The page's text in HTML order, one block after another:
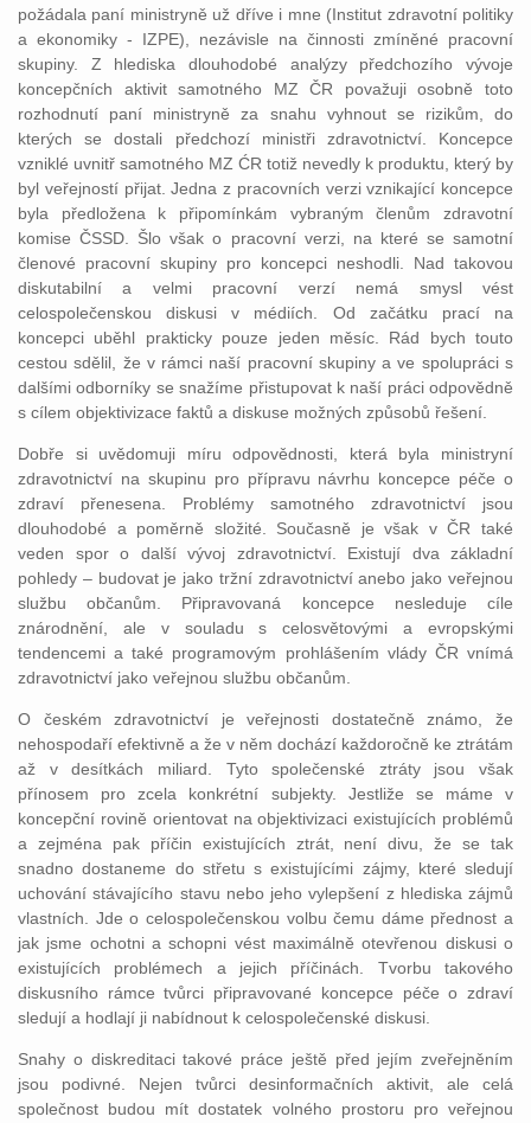
požádala paní ministryně už dříve i mne (Institut zdravotní politiky
a ekonomiky - IZPE), nezávisle na činnosti zmíněné pracovní
skupiny. Z hlediska dlouhodobé analýzy předchozího vývoje
koncepčních aktivit samotného MZ ČR považuji osobně toto
rozhodnutí paní ministryně za snahu vyhnout se rizikům, do
kterých se dostali předchozí ministři zdravotnictví. Koncepce
vzniklé uvnitř samotného MZ ĆR totiž nevedly k produktu, který by
byl veřejností přijat. Jedna z pracovních verzi vznikající koncepce
byla předložena k připomínkám vybraným členům zdravotní
komise ČSSD. Šlo však o pracovní verzi, na které se samotní
členové pracovní skupiny pro koncepci neshodli. Nad takovou
diskutabilní a velmi pracovní verzí nemá smysl vést
celospolečenskou diskusi v médiích. Od začátku prací na
koncepci uběhl prakticky pouze jeden měsíc. Rád bych touto
cestou sdělil, že v rámci naší pracovní skupiny a ve spolupráci s
dalšími odborníky se snažíme přistupovat k naší práci odpovědně
s cílem objektivizace faktů a diskuse možných způsobů řešení.
Dobře si uvědomuji míru odpovědnosti, která byla ministryní
zdravotnictví na skupinu pro přípravu návrhu koncepce péče o
zdraví přenesena. Problémy samotného zdravotnictví jsou
dlouhodobé a poměrně složité. Současně je však v ČR také
veden spor o další vývoj zdravotnictví. Existují dva základní
pohledy – budovat je jako tržní zdravotnictví anebo jako veřejnou
službu občanům. Připravovaná koncepce nesleduje cíle
znárodnění, ale v souladu s celosvětovými a evropskými
tendencemi a také programovým prohlášením vlády ČR vnímá
zdravotnictví jako veřejnou službu občanům.
O českém zdravotnictví je veřejnosti dostatečně známo, že
nehospodaří efektivně a že v něm dochází každoročně ke ztrátám
až v desítkách miliard. Tyto společenské ztráty jsou však
přínosem pro zcela konkrétní subjekty. Jestliže se máme v
koncepční rovině orientovat na objektivizaci existujících problémů
a zejména pak příčin existujících ztrát, není divu, že se tak
snadno dostaneme do střetu s existujícími zájmy, které sledují
uchování stávajícího stavu nebo jeho vylepšení z hlediska zájmů
vlastních. Jde o celospolečenskou volbu čemu dáme přednost a
jak jsme ochotni a schopni vést maximálně otevřenou diskusi o
existujících problémech a jejich příčinách. Tvorbu takového
diskusního rámce tvůrci připravované koncepce péče o zdraví
sledují a hodlají ji nabídnout k celospolečenské diskusi.
Snahy o diskreditaci takové práce ještě před jejím zveřejněním
jsou podivné. Nejen tvůrci desinformačních aktivit, ale celá
společnost budou mít dostatek volného prostoru pro veřejnou